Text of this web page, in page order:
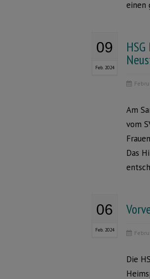
einen
09
Feb. 2024
Am
vom
Das
06
Feb. 2024
Die